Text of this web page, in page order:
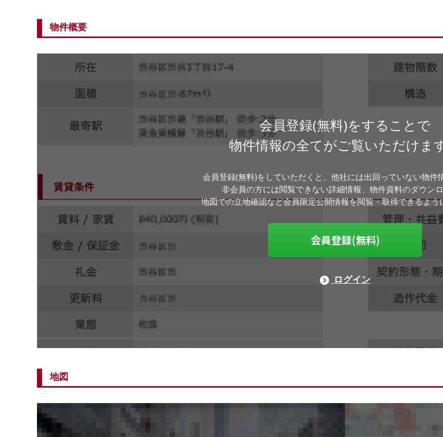
物件概要
会員登録(無料)をすることで
物件情報の全てがご覧いただけます
会員登録(無料)をしていただくと、他社には出回っていない物件
非会員の方には閲覧できない詳細情報、物件資料のダウンロ
地図での立地確認など会員限定公開情報を閲覧・取得できるよう
会員登録(無料)
ログイン
地図